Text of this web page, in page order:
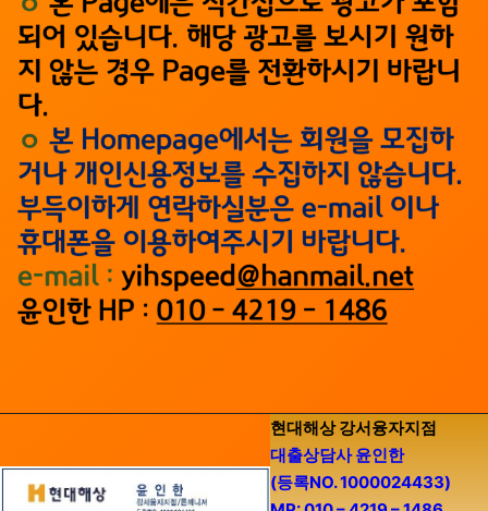
현대해상 강서융자지점
대출상담사 윤인한
(등록NO. 1000024433)